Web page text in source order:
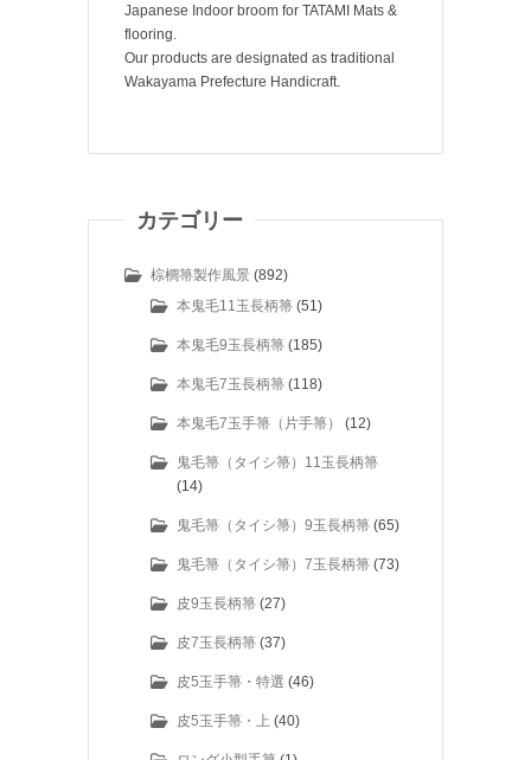
Japanese Indoor broom for TATAMI Mats &
flooring.
Our products are designated as traditional
Wakayama Prefecture Handicraft.
カテゴリー
棕櫚箒製作風景 (892)
本鬼毛11玉長柄箒 (51)
本鬼毛9玉長柄箒 (185)
本鬼毛7玉長柄箒 (118)
本鬼毛7玉手箒（片手箒） (12)
鬼毛箒（タイシ箒）11玉長柄箒
(14)
鬼毛箒（タイシ箒）9玉長柄箒 (65)
鬼毛箒（タイシ箒）7玉長柄箒 (73)
皮9玉長柄箒 (27)
皮7玉長柄箒 (37)
皮5玉手箒・特選 (46)
皮5玉手箒・上 (40)